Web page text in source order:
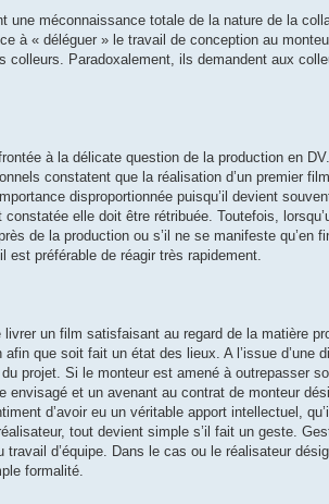
méconnaissance totale de la nature de la
à « déléguer » le travail de conception au
Paradoxalement, ils demandent aux
à la délicate question de la production en
constatent que la réalisation d’un premier
disproportionnée puisqu’il devient
elle doit être rétribuée. Toutefois,
de la production ou s’il ne se manifeste qu’en
est préférable de réagir très rapidement.
un film satisfaisant au regard de la matière
que soit fait un état des lieux. A l’issue d’une
projet. Si le monteur est amené à outrepasser
et un avenant au contrat de monteur
d’avoir eu un véritable apport intellectuel,
tout devient simple s’il fait un geste.
d’équipe. Dans le cas ou le réalisateur
formalité.